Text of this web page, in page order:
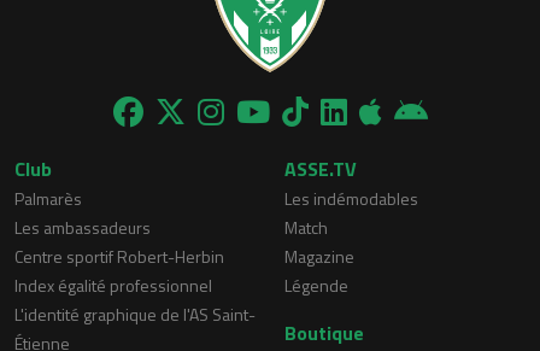
Club
Palmarès
Les ambassadeurs
Centre sportif Robert-Herbin
Index égalité professionnel
L'identité graphique de l'AS Saint-
Étienne
ASSE.TV
Les indémodables
Match
Magazine
Légende
Boutique